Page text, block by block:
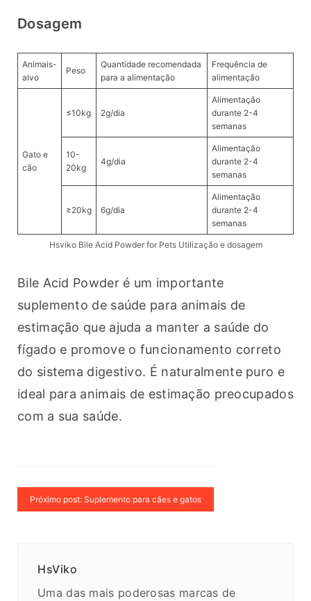
Dosagem
Animais-
alvo
Peso
Quantidade recomendada
para a alimentação
Frequência de
alimentação
Gato e
cão
≤10kg 2g/dia
Alimentação
durante 2-4
semanas
10-
20kg
4g/dia
Alimentação
durante 2-4
semanas
≥20kg 6g/dia
Alimentação
durante 2-4
semanas
Hsviko Bile Acid Powder for Pets Utilização e dosagem
Bile Acid Powder é um importante
suplemento de saúde para animais de
estimação que ajuda a manter a saúde do
fígado e promove o funcionamento correto
do sistema digestivo. É naturalmente puro e
ideal para animais de estimação preocupados
com a sua saúde.
Próximo post: Suplemento para cães e gatos
HsViko
Uma das mais poderosas marcas de